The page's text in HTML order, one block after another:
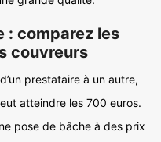
: comparez les
couvreurs
prestataire à un autre,
atteindre les 700 euros.
pose de bâche à des prix